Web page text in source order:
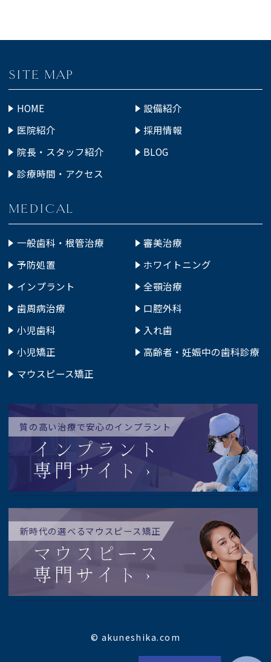
SITE MAP
HOME
医院紹介
院長・スタッフ紹介
診療時間・アクセス
設備紹介
採用情報
BLOG
MEDICAL
一般歯科・根管治療
予防処置
インプラント
歯周病治療
小児歯科
小児矯正
マウスピース矯正
審美治療
ホワイトニング
全顎治療
口腔外科
入れ歯
高齢者・妊娠中の歯科診療
質の高い治療で安心のインプラント
インプラント
専門サイト
新時代の選べるマウスピース矯正
マウスピース
専門サイト
© akuneshika.com